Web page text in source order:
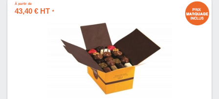
À partir de
43,40 € HT *